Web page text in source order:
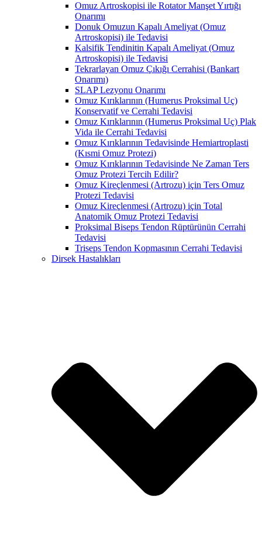
Omuz Artroskopisi ile Rotator Manşet Yırtığı
Onarımı
Donuk Omuzun Kapalı Ameliyat (Omuz
Artroskopisi) ile Tedavisi
Kalsifik Tendinitin Kapalı Ameliyat (Omuz
Artroskopisi) ile Tedavisi
Tekrarlayan Omuz Çıkığı Cerrahisi (Bankart
Onarımı)
SLAP Lezyonu Onarımı
Omuz Kırıklarının (Humerus Proksimal Uç)
Konservatif ve Cerrahi Tedavisi
Omuz Kırıklarının (Humerus Proksimal Uç) Plak
Vida ile Cerrahi Tedavisi
Omuz Kırıklarının Tedavisinde Hemiartroplasti
(Kısmi Omuz Protezi)
Omuz Kırıklarının Tedavisinde Ne Zaman Ters
Omuz Protezi Tercih Edilir?
Omuz Kireçlenmesi (Artrozu) için Ters Omuz
Protezi Tedavisi
Omuz Kireçlenmesi (Artrozu) için Total
Anatomik Omuz Protezi Tedavisi
Proksimal Biseps Tendon Rüptürünün Cerrahi
Tedavisi
Triseps Tendon Kopmasının Cerrahi Tedavisi
Dirsek Hastalıkları